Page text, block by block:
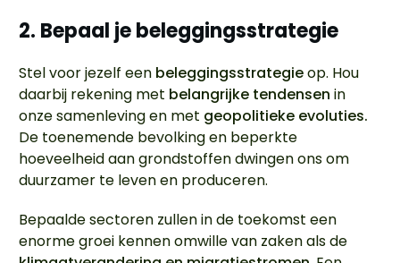
2. Bepaal je beleggingsstrategie
Stel voor jezelf een beleggingsstrategieop. Hou
daarbij rekening met belangrijke tendensen in
onze samenleving en met geopolitieke evoluties.
De toenemende bevolking en beperkte
hoeveelheid aan grondstoffen dwingen ons om
duurzamer te leven en produceren.
Bepaalde sectoren zullen in de toekomst een
enorme groei kennen omwille van zaken als de